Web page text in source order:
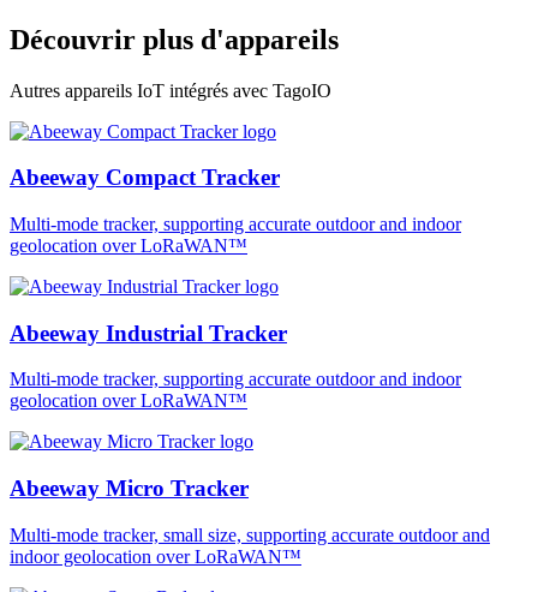
Découvrir plus d'appareils
Autres appareils IoT intégrés avec TagoIO
Abeeway Compact Tracker
Multi-mode tracker, supporting accurate outdoor and indoor
geolocation over LoRaWAN™
Abeeway Industrial Tracker
Multi-mode tracker, supporting accurate outdoor and indoor
geolocation over LoRaWAN™
Abeeway Micro Tracker
Multi-mode tracker, small size, supporting accurate outdoor and
indoor geolocation over LoRaWAN™